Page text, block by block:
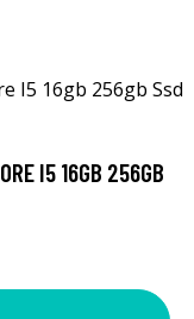
I5 16GB 256GB